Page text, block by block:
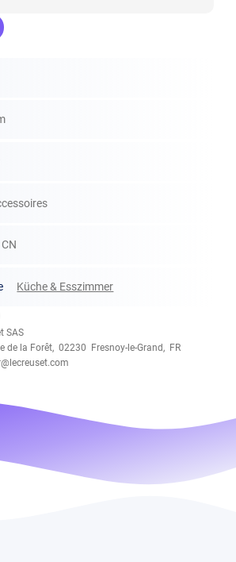
CN
Küche & Esszimmer
SAS
de la Forêt, 02230 Fresnoy-le-Grand, FR